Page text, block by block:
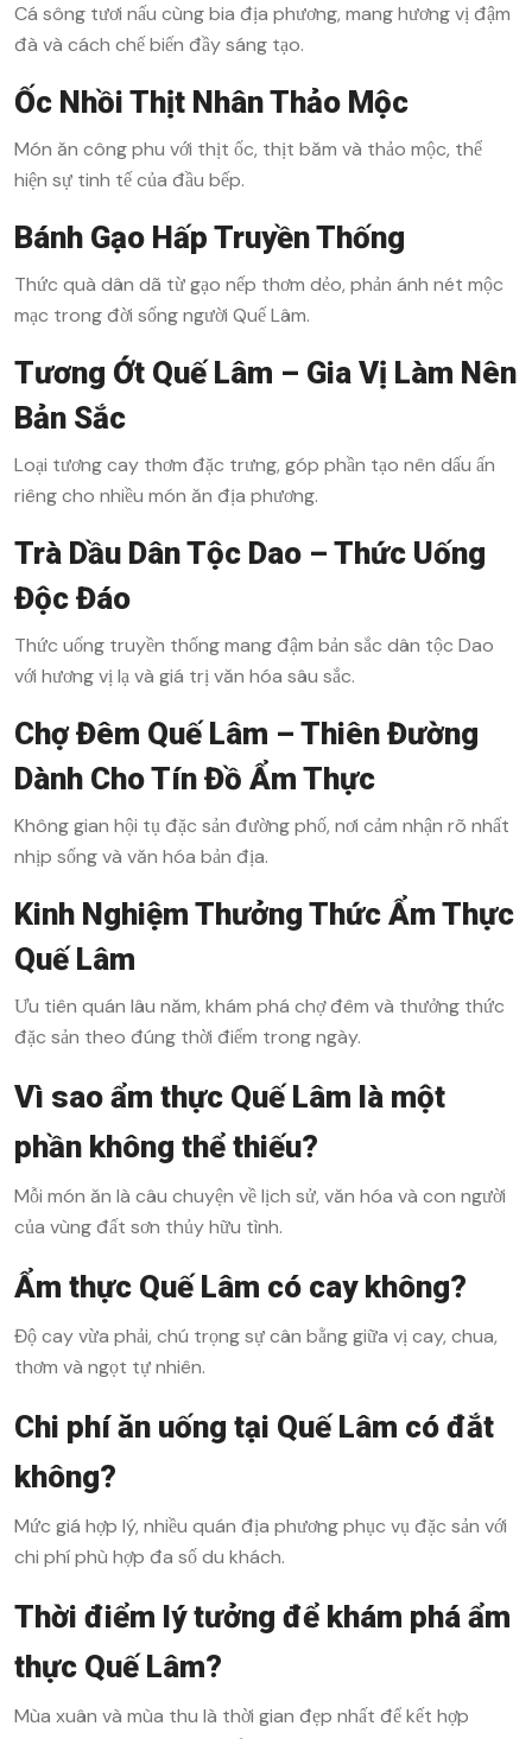
Cá sông tươi nấu cùng bia địa phương, mang hương vị đậm
đà và cách chế biến đầy sáng tạo.
Ốc Nhồi Thịt Nhân Thảo Mộc
Món ăn công phu với thịt ốc, thịt băm và thảo mộc, thể
hiện sự tinh tế của đầu bếp.
Bánh Gạo Hấp Truyền Thống
Thức quà dân dã từ gạo nếp thơm dẻo, phản ánh nét mộc
mạc trong đời sống người Quế Lâm.
Tương Ớt Quế Lâm – Gia Vị Làm Nên
Bản Sắc
Loại tương cay thơm đặc trưng, góp phần tạo nên dấu ấn
riêng cho nhiều món ăn địa phương.
Trà Dầu Dân Tộc Dao – Thức Uống
Độc Đáo
Thức uống truyền thống mang đậm bản sắc dân tộc Dao
với hương vị lạ và giá trị văn hóa sâu sắc.
Chợ Đêm Quế Lâm – Thiên Đường
Dành Cho Tín Đồ Ẩm Thực
Không gian hội tụ đặc sản đường phố, nơi cảm nhận rõ nhất
nhịp sống và văn hóa bản địa.
Kinh Nghiệm Thưởng Thức Ẩm Thực
Quế Lâm
Ưu tiên quán lâu năm, khám phá chợ đêm và thưởng thức
đặc sản theo đúng thời điểm trong ngày.
Vì sao ẩm thực Quế Lâm là một
phần không thể thiếu?
Mỗi món ăn là câu chuyện về lịch sử, văn hóa và con người
của vùng đất sơn thủy hữu tình.
Ẩm thực Quế Lâm có cay không?
Độ cay vừa phải, chú trọng sự cân bằng giữa vị cay, chua,
thơm và ngọt tự nhiên.
Chi phí ăn uống tại Quế Lâm có đắt
không?
Mức giá hợp lý, nhiều quán địa phương phục vụ đặc sản với
chi phí phù hợp đa số du khách.
Thời điểm lý tưởng để khám phá ẩm
thực Quế Lâm?
Mùa xuân và mùa thu là thời gian đẹp nhất để kết hợp